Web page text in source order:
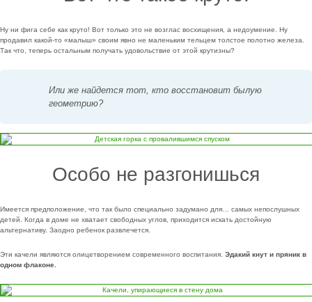
Ну ни фига себе как круто! Вот только это не возглас восхищения, а недоумение. Ну
продавил какой-то «малыш» своим явно не маленьким тельцем толстое полотно железа.
Так что, теперь остальным получать удовольствие от этой крутизны?
Или же найдется тот, кто восстановит былую
геометрию?
Особо не разгонишься
Имеется предположение, что так было специально задумано для… самых непослушных
детей. Когда в доме не хватает свободных углов, приходится искать достойную
альтернативу. Заодно ребенок развлечется.
Эти качели являются олицетворением современного воспитания. Эдакий кнут и пряник в
одном флаконе.